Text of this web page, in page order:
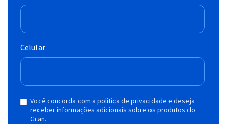
Celular
Você concorda com a política de privacidade e deseja
receber informações adicionais sobre os produtos do
Gran.